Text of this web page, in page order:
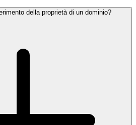
della proprietà di un dominio?